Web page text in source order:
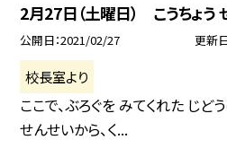
2月27日（土曜日） こうちょう
公開日 2021/02/27 更新
校長室より
ここで、ぶろぐを みてくれた じど
せんせいから、く...